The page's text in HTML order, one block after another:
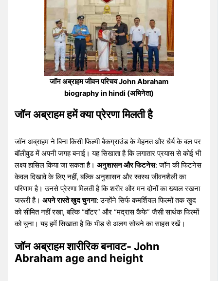
जॉन अब्राहम जीवन परिचय John Abraham
biography in hindi (अभिनेता)
जॉन अब्राहम हमें क्या प्रेरणा मिलती है
जॉन अब्राहम ने बिना किसी फिल्मी बैकग्राउंड के मेहनत और धैर्य के बल पर
बॉलीवुड में अपनी जगह बनाई। यह सिखाता है कि लगातार प्रयास से कोई भी
लक्ष्य हासिल किया जा सकता है।अनुशासन और फिटनेस: जॉन की फिटनेस
केवल दिखावे के लिए नहीं, बल्कि अनुशासन और स्वस्थ जीवनशैली का
परिणाम है। उनसे प्रेरणा मिलती है कि शरीर और मन दोनों का ख्याल रखना
जरूरी है।अपने रास्ते खुद चुनना: उन्होंने सिर्फ कमर्शियल फिल्मों तक खुद
को सीमित नहीं रखा, बल्कि “वॉटर” और “मद्रास कैफे” जैसी सार्थक फिल्मों
को चुना। यह हमें सिखाता है कि भीड़ से अलग सोचने का साहस रखें।
जॉन अब्राहम शारीरिक बनावट- John
Abraham age and height